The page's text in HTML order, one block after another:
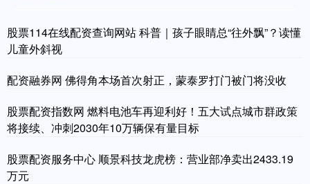
股票114在线配资查询网站 科普｜孩子眼睛总“往外飘”？读懂
儿童外斜视
配资融券网 佛得角本场首次射正，蒙泰罗打门被门将没收
股票配资指数网 燃料电池车再迎利好！五大试点城市群政策
将接续、冲刺2030年10万辆保有量目标
股票配资服务中心 顺景科技龙虎榜：营业部净卖出2433.19
万元